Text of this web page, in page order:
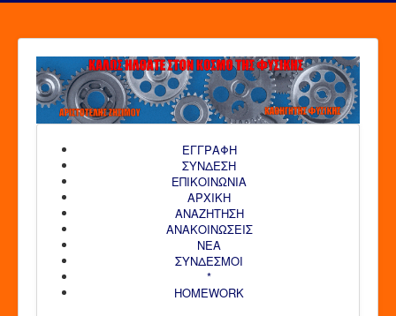
ΕΓΓΡΑΦΗ
ΣΥΝΔΕΣΗ
ΕΠΙΚΟΙΝΩΝΙΑ
ΑΡΧΙΚΗ
AΝΑΖΗΤΗΣΗ
ΑΝΑΚΟΙΝΩΣΕΙΣ
ΝΕΑ
ΣΥΝΔΕΣΜΟΙ
*
HOMEWORK